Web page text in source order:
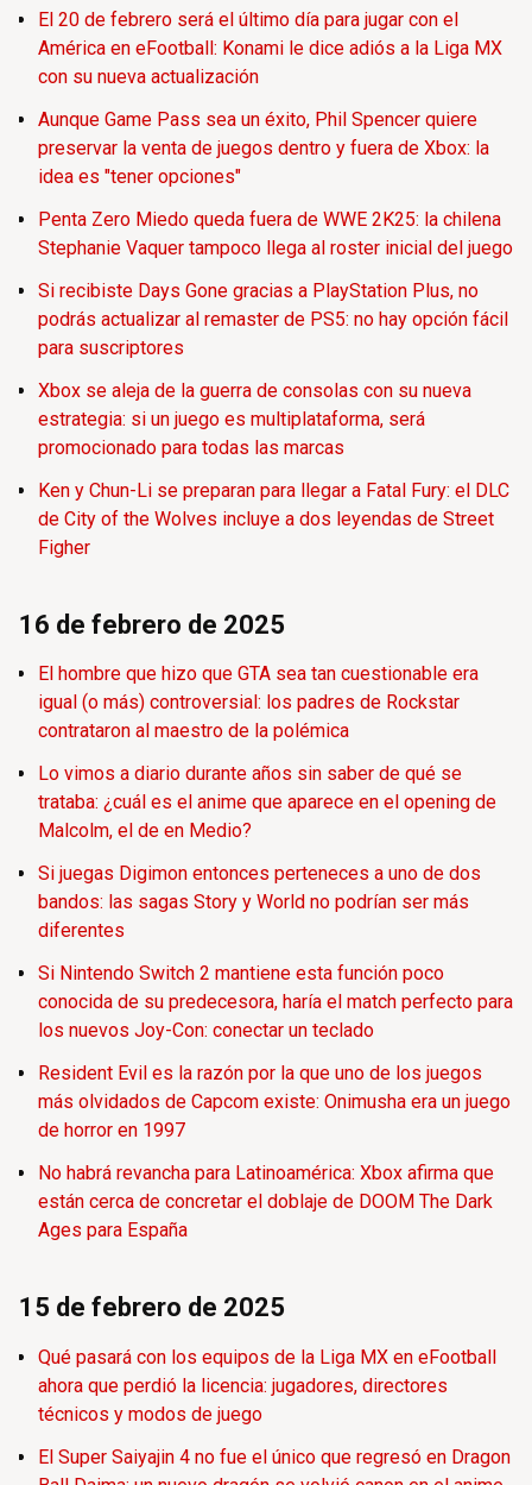
El 20 de febrero será el último día para jugar con el
América en eFootball: Konami le dice adiós a la Liga MX
con su nueva actualización
Aunque Game Pass sea un éxito, Phil Spencer quiere
preservar la venta de juegos dentro y fuera de Xbox: la
idea es "tener opciones"
Penta Zero Miedo queda fuera de WWE 2K25: la chilena
Stephanie Vaquer tampoco llega al roster inicial del juego
Si recibiste Days Gone gracias a PlayStation Plus, no
podrás actualizar al remaster de PS5: no hay opción fácil
para suscriptores
Xbox se aleja de la guerra de consolas con su nueva
estrategia: si un juego es multiplataforma, será
promocionado para todas las marcas
Ken y Chun-Li se preparan para llegar a Fatal Fury: el DLC
de City of the Wolves incluye a dos leyendas de Street
Figher
16 de febrero de 2025
El hombre que hizo que GTA sea tan cuestionable era
igual (o más) controversial: los padres de Rockstar
contrataron al maestro de la polémica
Lo vimos a diario durante años sin saber de qué se
trataba: ¿cuál es el anime que aparece en el opening de
Malcolm, el de en Medio?
Si juegas Digimon entonces perteneces a uno de dos
bandos: las sagas Story y World no podrían ser más
diferentes
Si Nintendo Switch 2 mantiene esta función poco
conocida de su predecesora, haría el match perfecto para
los nuevos Joy-Con: conectar un teclado
Resident Evil es la razón por la que uno de los juegos
más olvidados de Capcom existe: Onimusha era un juego
de horror en 1997
No habrá revancha para Latinoamérica: Xbox afirma que
están cerca de concretar el doblaje de DOOM The Dark
Ages para España
15 de febrero de 2025
Qué pasará con los equipos de la Liga MX en eFootball
ahora que perdió la licencia: jugadores, directores
técnicos y modos de juego
El Super Saiyajin 4 no fue el único que regresó en Dragon